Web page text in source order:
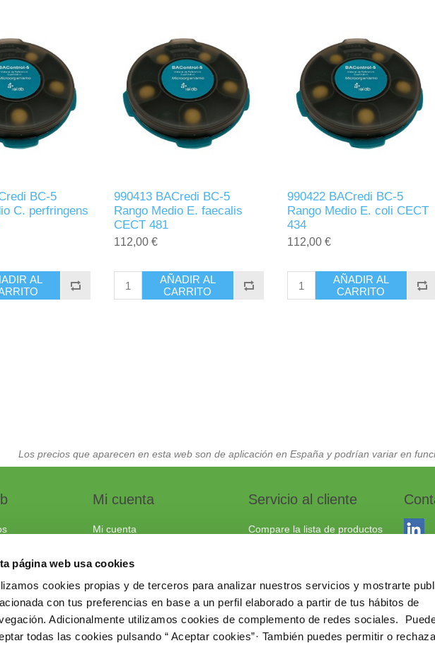
página web usa cookies
cookies propias y de terceros para analizar nuestros servicios y mostrarte
con tus preferencias en base a un perfil elaborado a partir de tus hábitos de
Adicionalmente utilizamos cookies de complemento de redes sociales.
todas las cookies pulsando “ Aceptar cookies”· También puedes permitir o
BC-5
C. perfringens
AL
990413 BACredi BC-5
Rango Medio E. faecalis
CECT 481
112,00 €
AÑADIR AL
CARRITO
990422 BACredi BC-5
Rango Medio E. coli CECT
434
112,00 €
AÑADIR AL
CARRITO
Los precios que aparecen en esta web son de aplicación en España y podrían variar en
interés
Mi cuenta
Mi cuenta
Servicio al cliente
Compare la lista de productos
Aviso Legal
Política de privacidad
+34